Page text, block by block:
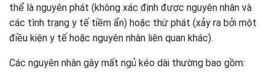
thể là nguyên phát (không xác định được nguyên nhân và
các tình trạng y tế tiềm ẩn) hoặc thứ phát (xảy ra bởi một
điều kiện y tế hoặc nguyên nhân liên quan khác).
Các nguyên nhân gây mất ngủ kéo dài thường bao gồm: